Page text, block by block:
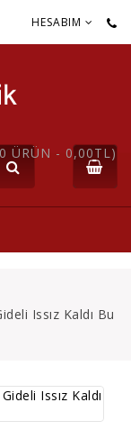
HESABIM
ÜRÜN - 0,00TL)
Issız Kaldı Bu